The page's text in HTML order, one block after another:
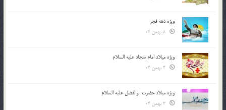
ویژه دهه فجر
ویژه میلاد امام سجاد علیه السلام
ویژه میلاد حضرت ابوالفضل علیه السلام